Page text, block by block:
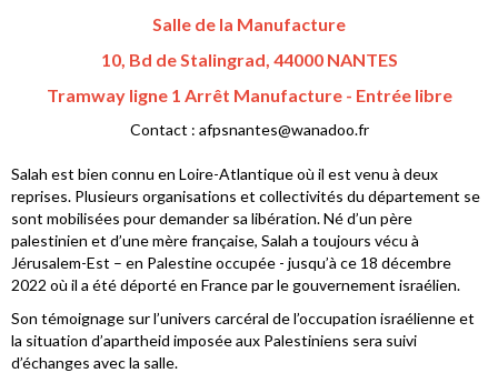
Salle de la Manufacture
10, Bd de Stalingrad, 44000 NANTES
Tramway ligne 1 Arrêt Manufacture - Entrée libre
Contact : afpsnantes@wanadoo.fr
Salah est bien connu en Loire-Atlantique où il est venu à deux
reprises. Plusieurs organisations et collectivités du département se
sont mobilisées pour demander sa libération. Né d’un père
palestinien et d’une mère française, Salah a toujours vécu à
Jérusalem-Est – en Palestine occupée - jusqu’à ce 18 décembre
2022 où il a été déporté en France par le gouvernement israélien.
Son témoignage sur l’univers carcéral de l’occupation israélienne et
la situation d’apartheid imposée aux Palestiniens sera suivi
d’échanges avec la salle.